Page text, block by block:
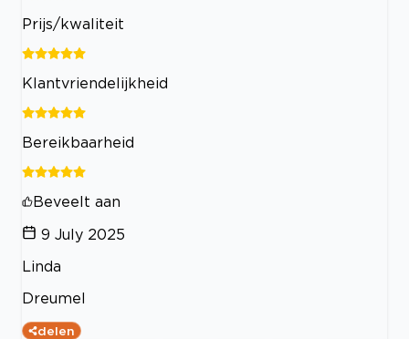
Prijs/kwaliteit
Klantvriendelijkheid
Bereikbaarheid
Beveelt aan
9 July 2025
Linda
Dreumel
delen